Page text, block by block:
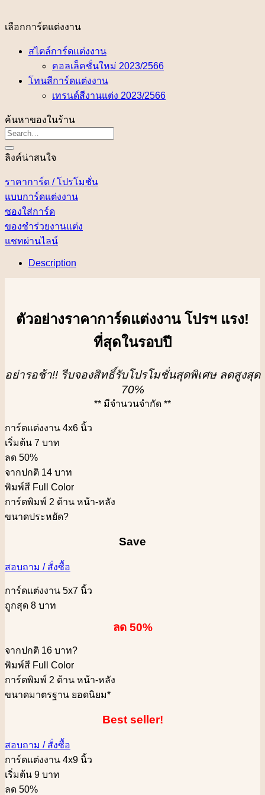
เลือกการ์ดแต่งงาน
สไตล์การ์ดแต่งงาน
คอลเล็คชั่นใหม่ 2023/2566
โทนสีการ์ดแต่งงาน
เทรนด์สีงานแต่ง 2023/2566
ค้นหาของในร้าน
ลิงค์น่าสนใจ
ราคาการ์ด / โปรโมชั่น
แบบการ์ดแต่งงาน
ซองใส่การ์ด
ของชำร่วยงานแต่ง
แชทผ่านไลน์
Description
ตัวอย่างราคาการ์ดแต่งงาน โปรฯ แรง!
ที่สุดในรอบปี
อย่ารอช้า!! รีบจองสิทธิ์รับโปรโมชั่นสุดพิเศษ ลดสูงสุด
70%
** มีจำนวนจำกัด **
การ์ดแต่งงาน 4x6 นิ้ว
เริ่มต้น 7 บาท
ลด 50%
จากปกติ 14 บาท
พิมพ์สี Full Color
การ์ดพิมพ์ 2 ด้าน หน้า-หลัง
ขนาดประหยัด?
Save
สอบถาม / สั่งซื้อ
การ์ดแต่งงาน 5x7 นิ้ว
ถูกสุด 8 บาท
ลด 50%
จากปกติ 16 บาท?
พิมพ์สี Full Color
การ์ดพิมพ์ 2 ด้าน หน้า-หลัง
ขนาดมาตรฐาน ยอดนิยม*
Best seller!
สอบถาม / สั่งซื้อ
การ์ดแต่งงาน 4x9 นิ้ว
เริ่มต้น 9 บาท
ลด 50%